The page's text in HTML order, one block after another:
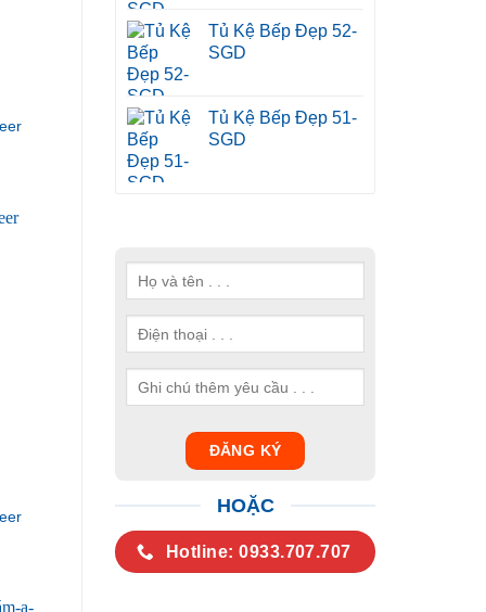
Tủ Kệ Bếp Đẹp 52-
SGD
Tủ Kệ Bếp Đẹp 51-
SGD
HOẶC
Hotline: 0933.707.707